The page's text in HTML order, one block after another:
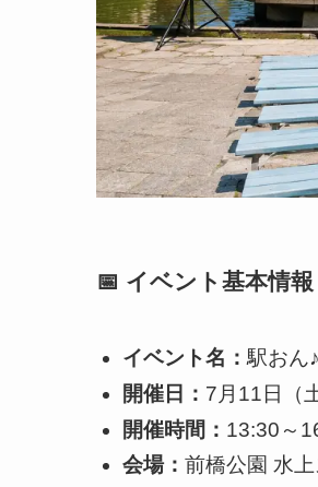
📅 イベント基本情報
イベント名： 駅おん
開催日： 7月11日（
開催時間： 13:30～
会場： 前橋公園 水